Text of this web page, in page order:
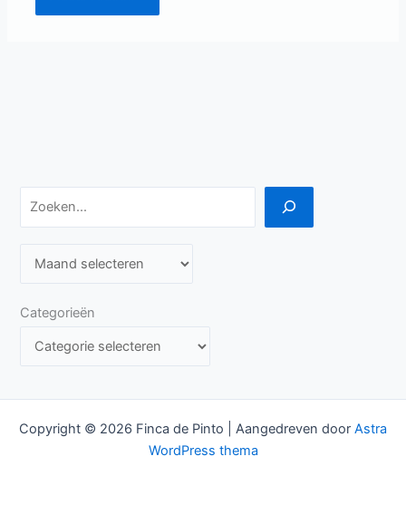
Zoeken
c
Categorieën
Copyright © 2026 Finca de Pinto | Aangedreven door Astra
WordPress thema